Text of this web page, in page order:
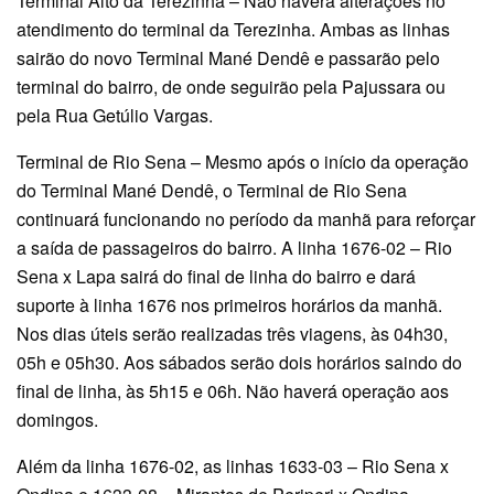
atendimento do terminal da Terezinha. Ambas as linhas
sairão do novo Terminal Mané Dendê e passarão pelo
terminal do bairro, de onde seguirão pela Pajussara ou
pela Rua Getúlio Vargas.
Terminal de Rio Sena – Mesmo após o início da operação
do Terminal Mané Dendê, o Terminal de Rio Sena
continuará funcionando no período da manhã para reforçar
a saída de passageiros do bairro. A linha 1676-02 – Rio
Sena x Lapa sairá do final de linha do bairro e dará
suporte à linha 1676 nos primeiros horários da manhã.
Nos dias úteis serão realizadas três viagens, às 04h30,
05h e 05h30. Aos sábados serão dois horários saindo do
final de linha, às 5h15 e 06h. Não haverá operação aos
domingos.
Além da linha 1676-02, as linhas 1633-03 – Rio Sena x